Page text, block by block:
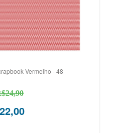
Vermelho - 48